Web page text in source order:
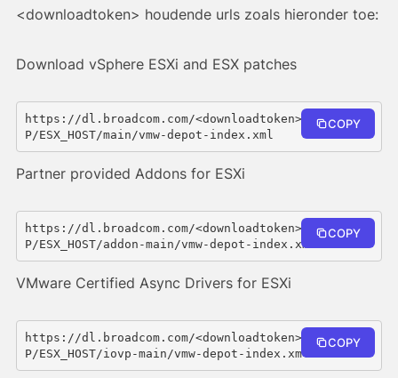
<downloadtoken> houdende urls zoals hieronder toe:
Download vSphere ESXi and ESX patches
https://dl.broadcom.com/<downloadtoken>/PROD/COM
P/ESX_HOST/main/vmw-depot-index.xml
COPY
Partner provided Addons for ESXi
https://dl.broadcom.com/<downloadtoken>/PROD/COM
P/ESX_HOST/addon-main/vmw-depot-index.xml
COPY
VMware Certified Async Drivers for ESXi
https://dl.broadcom.com/<downloadtoken>/PROD/COM
P/ESX_HOST/iovp-main/vmw-depot-index.xml
COPY